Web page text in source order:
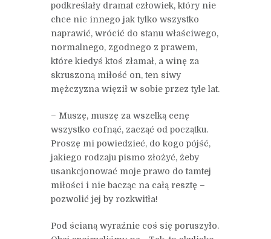
podkreślały dramat człowiek, który nie
chce nic innego jak tylko wszystko
naprawić, wrócić do stanu właściwego,
normalnego, zgodnego z prawem,
które kiedyś ktoś złamał, a winę za
skruszoną miłość on, ten siwy
mężczyzna więził w sobie przez tyle lat.
– Muszę, muszę za wszelką cenę
wszystko cofnąć, zacząć od początku.
Proszę mi powiedzieć, do kogo pójść,
jakiego rodzaju pismo złożyć, żeby
usankcjonować moje prawo do tamtej
miłości i nie bacząc na całą resztę –
pozwolić jej by rozkwitła!
Pod ścianą wyraźnie coś się poruszyło.